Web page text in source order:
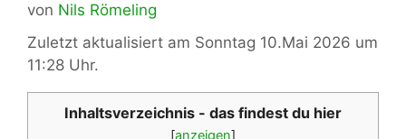
von Nils Römeling
Zuletzt aktualisiert am Sonntag 10.Mai 2026 um
11:28 Uhr.
Inhaltsverzeichnis - das findest du hier
[anzeigen]